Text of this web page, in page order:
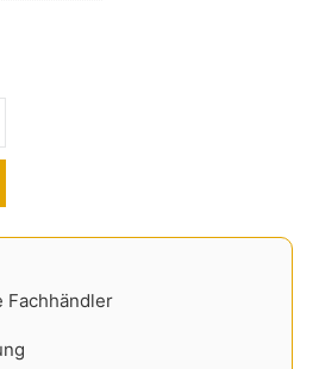
F3 2018-2025 Menge